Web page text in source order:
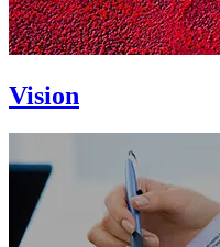
Vision